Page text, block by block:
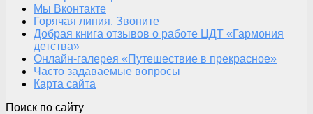
Мы Вконтакте
Горячая линия. Звоните
Добрая книга отзывов о работе ЦДТ «Гармония
детства»
Онлайн-галерея «Путешествие в прекрасное»
Часто задаваемые вопросы
Карта сайта
Поиск по сайту